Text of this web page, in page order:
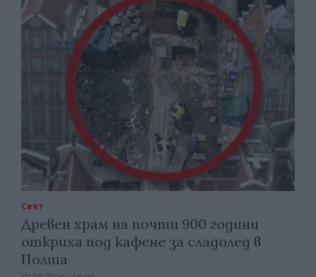
Свят
Древен храм на почти 900 години
откриха под кафене за сладолед в
Полша